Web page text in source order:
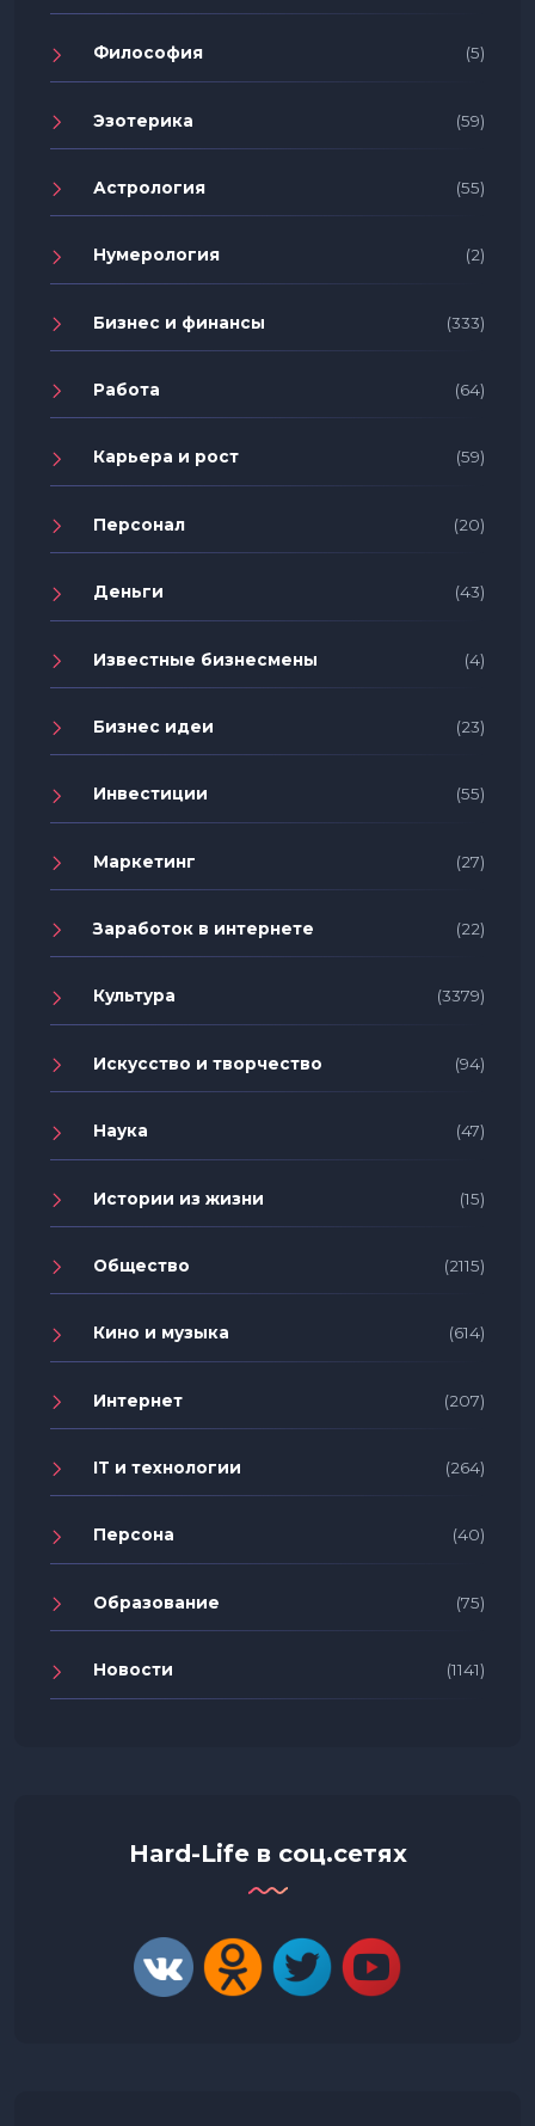
Философия (5)
Эзотерика (59)
Астрология (55)
Нумерология (2)
Бизнес и финансы (333)
Работа (64)
Карьера и рост (59)
Персонал (20)
Деньги (43)
Известные бизнесмены (4)
Бизнес идеи (23)
Инвестиции (55)
Маркетинг (27)
Заработок в интернете (22)
Культура (3379)
Искусство и творчество (94)
Наука (47)
Истории из жизни (15)
Общество (2115)
Кино и музыка (614)
Интернет (207)
IT и технологии (264)
Персона (40)
Образование (75)
Новости (1141)
Hard-Life в соц.сетях